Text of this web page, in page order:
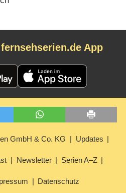
fernsehserien.de App
GmbH & Co. KG Updates
Newsletter Serien A–Z
Datenschutz